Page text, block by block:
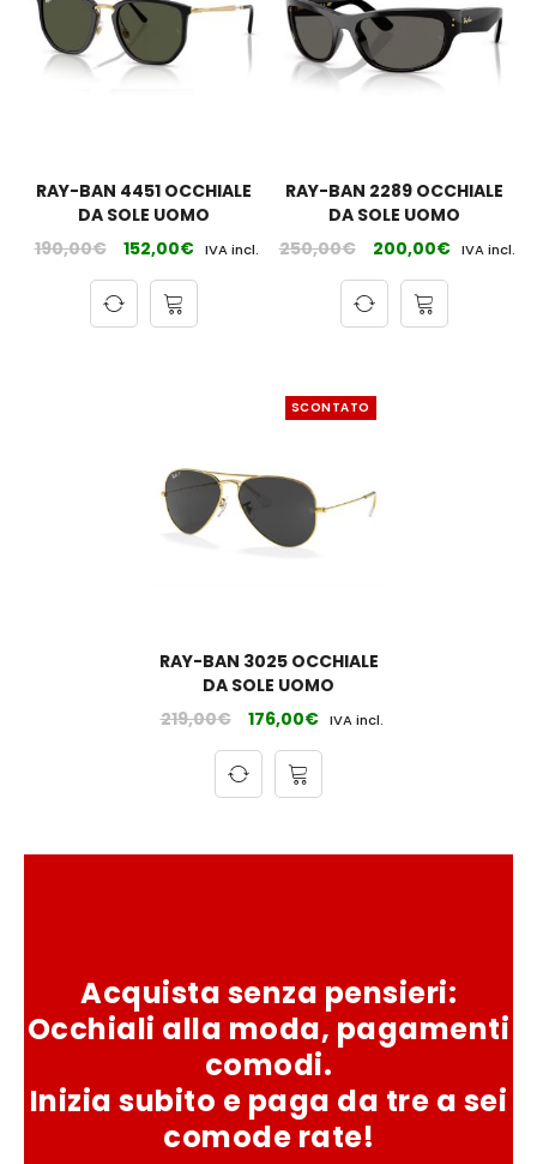
RAY-BAN 4451 OCCHIALE
DA SOLE UOMO
190,00€ 152,00€ IVA incl.
RAY-BAN 2289 OCCHIALE
DA SOLE UOMO
250,00€ 200,00€ IVA incl.
SCONTATO
RAY-BAN 3025 OCCHIALE
DA SOLE UOMO
219,00€ 176,00€ IVA incl.
Acquista senza pensieri:
Occhiali alla moda, pagamenti
comodi.
Inizia subito e paga da tre a sei
comode rate!